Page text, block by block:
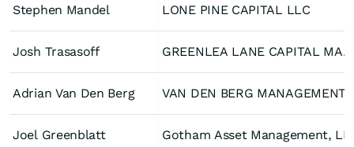
Stephen Mandel LONE PINE CAPITAL LLC
Josh Trasasoff GREENLEA LANE CAPITAL MANAGEMENT, LLC
Adrian Van Den Berg
Joel Greenblatt Gotham Asset Management,